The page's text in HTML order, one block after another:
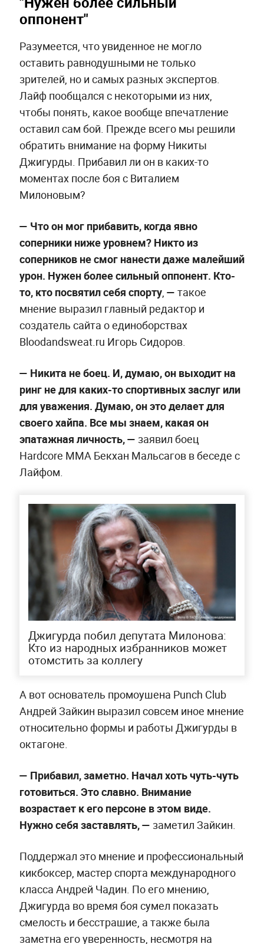
оппонент"
Разумеется, что увиденное не могло
оставить равнодушными не только
зрителей, но и самых разных экспертов.
Лайф пообщался с некоторыми из них,
чтобы понять, какое вообще впечатление
оставил сам бой. Прежде всего мы решили
обратить внимание на форму Никиты
Джигурды. Прибавил ли он в каких-то
моментах после боя с Виталием
Милоновым?
— Что он мог прибавить, когда явно
соперники ниже уровнем? Никто из
соперников не смог нанести даже малейший
урон. Нужен более сильный оппонент. Кто-
то, кто посвятил себя спорту, — такое
мнение выразил главный редактор и
создатель сайта о единоборствах
Bloodandsweat.ru Игорь Сидоров.
— Никита не боец. И, думаю, он выходит на
ринг не для каких-то спортивных заслуг или
для уважения. Думаю, он это делает для
своего хайпа. Все мы знаем, какая он
эпатажная личность, — заявил боец
Hardcore MMA Бекхан Мальсагов в беседе с
Лайфом.
Джигурда побил депутата Милонова:
Кто из народных избранников может
отомстить за коллегу
А вот основатель промоушена Punch Club
Андрей Зайкин выразил совсем иное мнение
относительно формы и работы Джигурды в
октагоне.
— Прибавил, заметно. Начал хоть чуть-чуть
готовиться. Это славно. Внимание
возрастает к его персоне в этом виде.
Нужно себя заставлять, — заметил Зайкин.
Поддержал это мнение и профессиональный
кикбоксер, мастер спорта международного
класса Андрей Чадин. По его мнению,
Джигурда во время боя сумел показать
смелость и бесстрашие, а также была
заметна его уверенность, несмотря на